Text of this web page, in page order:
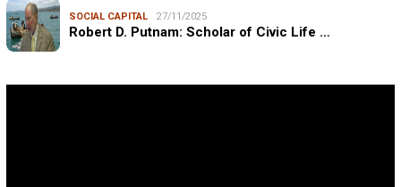
SOCIAL CAPITAL 27/11/2025
Robert D. Putnam: Scholar of Civic Life …